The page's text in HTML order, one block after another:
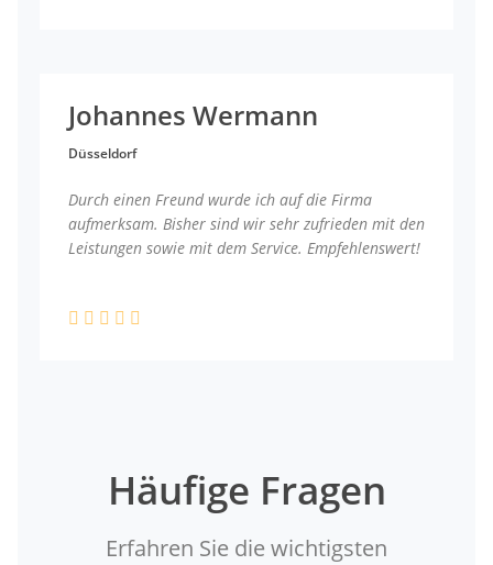
Johannes Wermann
Düsseldorf
Durch einen Freund wurde ich auf die Firma
aufmerksam. Bisher sind wir sehr zufrieden mit den
Leistungen sowie mit dem Service. Empfehlenswert!
Häufige Fragen
Erfahren Sie die wichtigsten